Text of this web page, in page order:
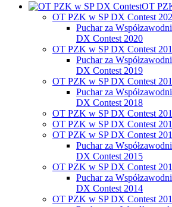
OT
OT PZK w SP DX Contest
Puchar za
DX Contest 2020
OT PZK w SP DX Contest
Puchar za
DX Contest 2019
OT PZK w SP DX Contest
Puchar za
DX Contest 2018
OT PZK w SP DX Contest
OT PZK w SP DX Contest
OT PZK w SP DX Contest
Puchar za
DX Contest 2015
OT PZK w SP DX Contest
Puchar za
DX Contest 2014
OT PZK w SP DX Contest